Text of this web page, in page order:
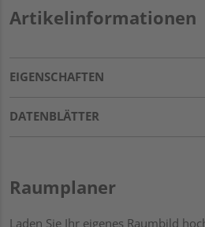
Artikelinformationen
EIGENSCHAFTEN
DATENBLÄTTER
Raumplaner
Laden Sie Ihr eigenes Raumbild